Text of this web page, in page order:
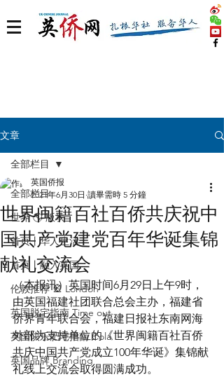
文章
全部栏目
世界 🌎 版块
首页丨华人生活
首页丨融入英国
伦敦推荐 🎡 London
英国脱宅指南 Time out
英国快乐肥宅指南 Cola
英国品牌 Branding
全部栏目
世界闽籍百社百侨共庆祝中
国共产党建党百年华诞集锦
献礼交流会
英国侨报
2021年6月30日 讀畢需時 5 分鐘
（本报讯）英国时间6月29日上午9时，
由英国福建社团联合总会主办，福建省
侨界青年联合会，福建日报社东南网海
外部为支持单位的《世界闽籍百社百侨
共庆中国共产党成立100年华诞》集锦献
礼线上交流会取得圆满成功。